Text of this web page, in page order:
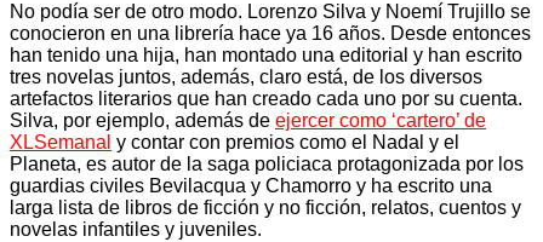
No podía ser de otro modo. Lorenzo Silva y Noemí Trujillo se
conocieron en una librería hace ya 16 años. Desde entonces
han tenido una hija, han montado una editorial y han escrito
tres novelas juntos, además, claro está, de los diversos
artefactos literarios que han creado cada uno por su cuenta.
Silva, por ejemplo, además de ejercer como ‘cartero’ de
XLSemanal y contar con premios como el Nadal y el
Planeta, es autor de la saga policiaca protagonizada por los
guardias civiles Bevilacqua y Chamorro y ha escrito una
larga lista de libros de ficción y no ficción, relatos, cuentos y
novelas infantiles y juveniles.